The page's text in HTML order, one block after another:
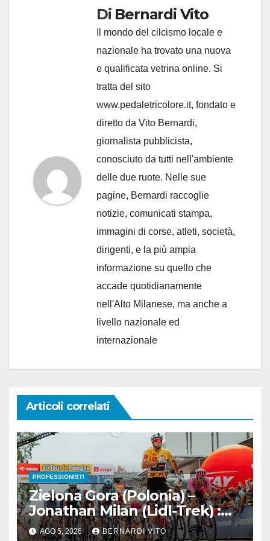
Di Bernardi Vito
Il mondo del cilcismo locale e
nazionale ha trovato una nuova
e qualificata vetrina online. Si
tratta del sito
www.pedaletricolore.it, fondato e
diretto da Vito Bernardi,
giornalista pubblicista,
conosciuto da tutti nell'ambiente
delle due ruote. Nelle sue
pagine, Bernardi raccoglie
notizie, comunicati stampa,
immagini di corse, atleti, società,
dirigenti, e la più ampia
informazione su quello che
accade quotidianamente
nell'Alto Milanese, ma anche a
livello nazionale ed
internazionale
Articoli correlati
PROFESSIONISTI
Zielona Gora (Polonia) –
Jonathan Milan (Lidl-Trek) :
Vince la terza tappa di
AGO 5, 2026 BERNARDI VITO